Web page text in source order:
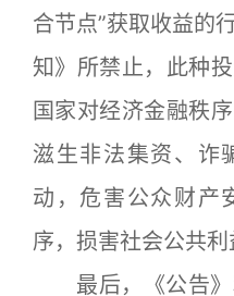
合节点”获取收益的
知》所禁止，此种
国家对经济金融秩
滋生非法集资、诈
动，危害公众财产
序，损害社会公共利
最后，《公告》